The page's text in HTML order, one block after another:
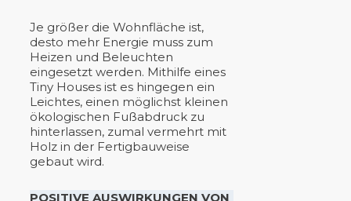
Je größer die Wohnfläche ist,
desto mehr Energie muss zum
Heizen und Beleuchten
eingesetzt werden. Mithilfe eines
Tiny Houses ist es hingegen ein
Leichtes, einen möglichst kleinen
ökologischen Fußabdruck zu
hinterlassen, zumal vermehrt mit
Holz in der Fertigbauweise
gebaut wird.
POSITIVE AUSWIRKUNGEN VON